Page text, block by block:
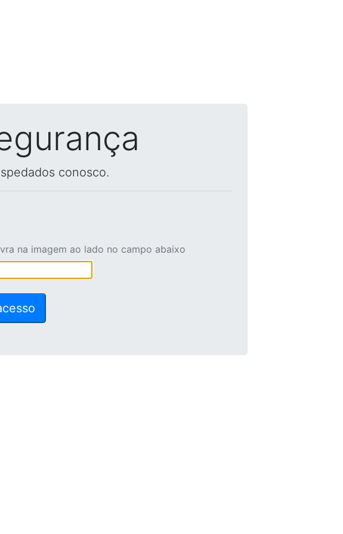
conosco.
na imagem ao lado no campo abaixo